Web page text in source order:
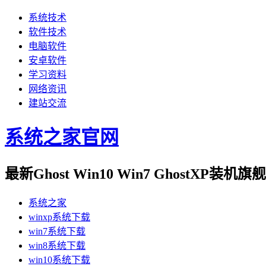
系统技术
软件技术
电脑软件
安卓软件
学习资料
网络资讯
建站交流
系统之家官网
最新Ghost Win10 Win7 GhostXP装机旗
系统之家
winxp系统下载
win7系统下载
win8系统下载
win10系统下载